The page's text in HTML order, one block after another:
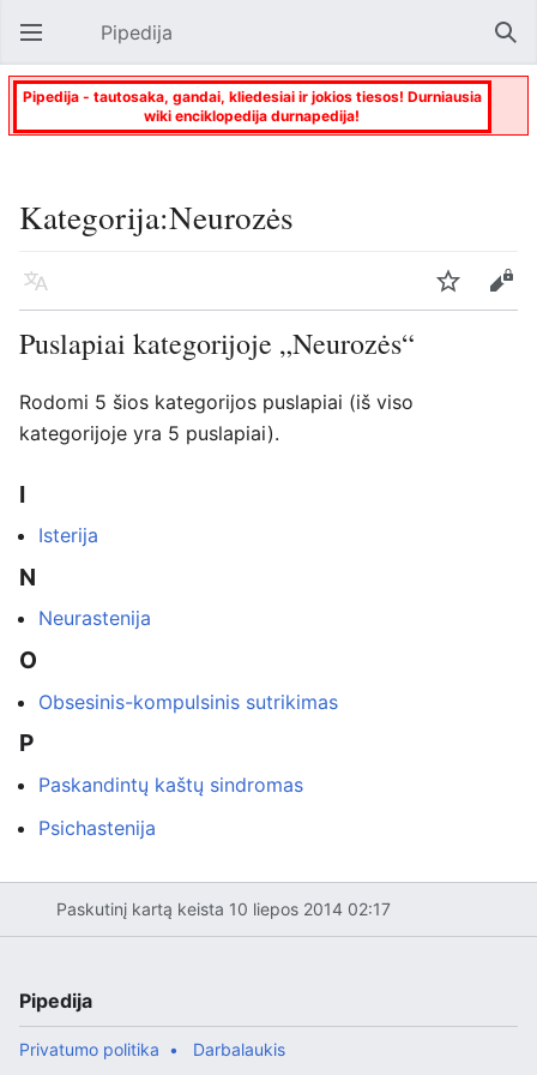
Atverti pagrindinį meniu Pipedija
Pipedija - tautosaka, gandai, kliedesiai ir jokios tiesos! Durniausia
wiki enciklopedija durnapedija!
Kategorija:Neurozės
Kalba Stebėti Keisti
Puslapiai kategorijoje „Neurozės“
Rodomi 5 šios kategorijos puslapiai (iš viso
kategorijoje yra 5 puslapiai).
I
Isterija
N
Neurastenija
O
Obsesinis-kompulsinis sutrikimas
P
Paskandintų kaštų sindromas
Psichastenija
Paskutinį kartą keista 10 liepos 2014 02:17
Pipedija
Privatumo politika Darbalaukis